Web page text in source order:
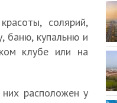
солярий,
баню, купальню и
клубе или на
расположен у